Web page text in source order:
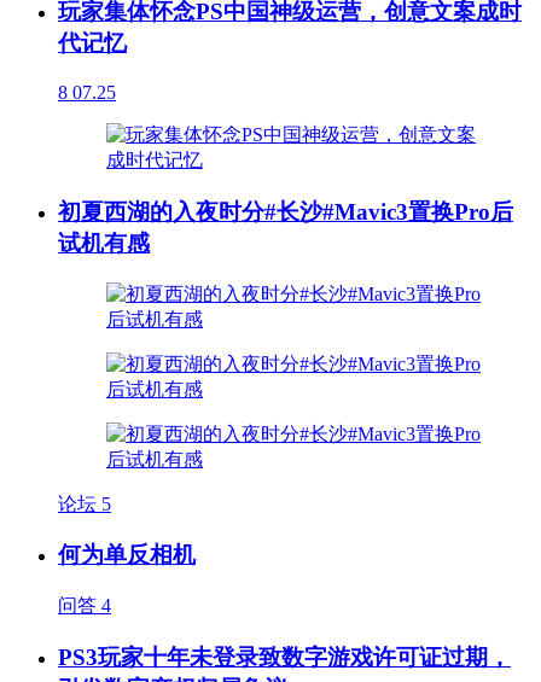
玩家集体怀念PS中国神级运营，创意文案成时
代记忆
8 07.25
初夏西湖的入夜时分#长沙#Mavic3置换Pro后
试机有感
论坛 5
何为单反相机
问答 4
PS3玩家十年未登录致数字游戏许可证过期，